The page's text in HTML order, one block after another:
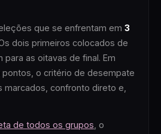
que se enfrentam em 3
dois primeiros colocados de
para as oitavas de final. Em
o critério de desempate
marcados, confronto direto e,
de todos os grupos , o